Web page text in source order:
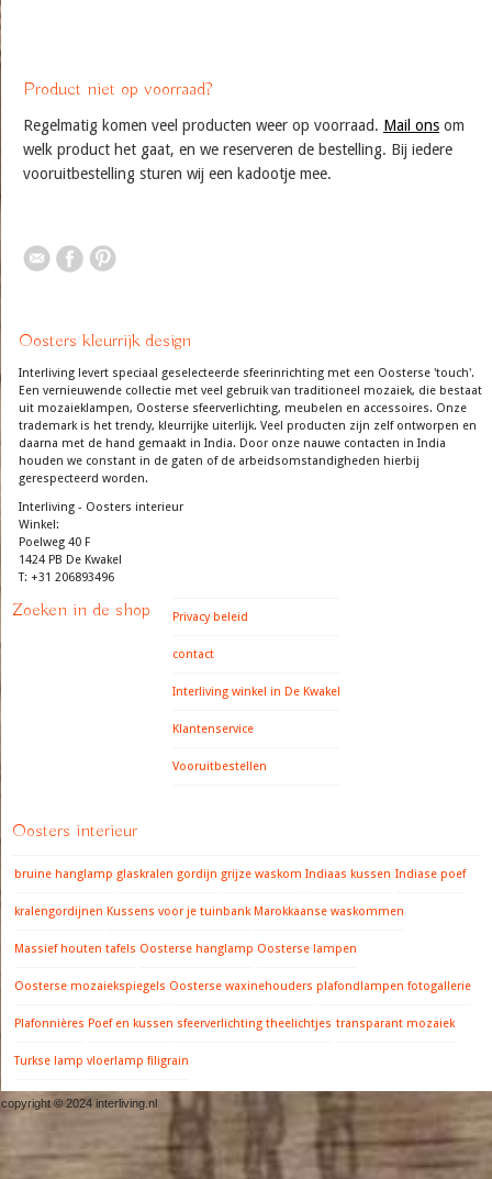
Product niet op voorraad?
Regelmatig komen veel producten weer op voorraad. Mail ons om
welk product het gaat, en we reserveren de bestelling. Bij iedere
vooruitbestelling sturen wij een kadootje mee.
Oosters kleurrijk design
Interliving levert speciaal geselecteerde sfeerinrichting met een Oosterse 'touch'.
Een vernieuwende collectie met veel gebruik van traditioneel mozaiek, die bestaat
uit mozaieklampen, Oosterse sfeerverlichting, meubelen en accessoires. Onze
trademark is het trendy, kleurrijke uiterlijk. Veel producten zijn zelf ontworpen en
daarna met de hand gemaakt in India. Door onze nauwe contacten in India
houden we constant in de gaten of de arbeidsomstandigheden hierbij
gerespecteerd worden.
Interliving - Oosters interieur
Winkel:
Poelweg 40 F
1424 PB De Kwakel
T: +31 206893496
Zoeken in de shop Privacy beleid
contact
Interliving winkel in De Kwakel
Klantenservice
Vooruitbestellen
Oosters interieur
bruine hanglamp glaskralen gordijn grijze waskom Indiaas kussen Indiase poef
kralengordijnen Kussens voor je tuinbank Marokkaanse waskommen
Massief houten tafels Oosterse hanglamp Oosterse lampen
Oosterse mozaiekspiegels Oosterse waxinehouders plafondlampen fotogallerie
Plafonnières Poef en kussen sfeerverlichting theelichtjes transparant mozaiek
Turkse lamp vloerlamp filigrain
copyright © 2024 interliving.nl